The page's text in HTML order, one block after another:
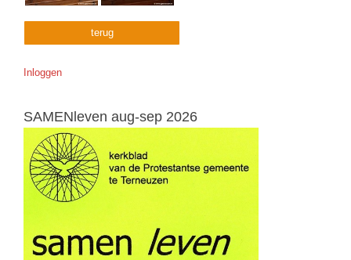
terug
Inloggen
SAMENleven aug-sep 2026